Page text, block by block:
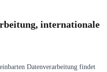
internationale
Datenverarbeitung findet